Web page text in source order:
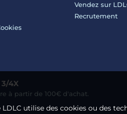
Vendez sur
Recrutement
3/4X
à partir de 100€ d'achat.
utilise des cookies ou des